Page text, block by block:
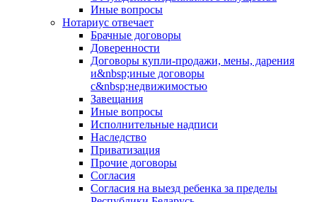
Иные вопросы
Нотариус отвечает
Брачные договоры
Доверенности
Договоры купли-продажи, мены, дарения
и&nbsp;иные договоры
с&nbsp;недвижимостью
Завещания
Иные вопросы
Исполнительные надписи
Наследство
Приватизация
Прочие договоры
Согласия
Согласия на выезд ребенка за пределы